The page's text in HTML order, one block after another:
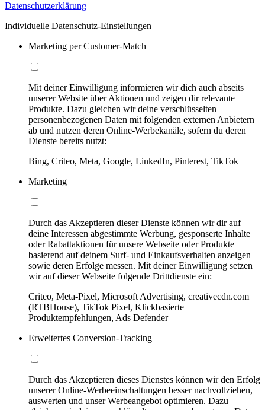
Datenschutzerklärung
Individuelle Datenschutz-Einstellungen
Marketing per Customer-Match
Mit deiner Einwilligung informieren wir dich auch abseits
unserer Website über Aktionen und zeigen dir relevante
Produkte. Dazu gleichen wir deine verschlüsselten
personenbezogenen Daten mit folgenden externen Anbietern
ab und nutzen deren Online-Werbekanäle, sofern du deren
Dienste bereits nutzt:
Bing, Criteo, Meta, Google, LinkedIn, Pinterest, TikTok
Marketing
Durch das Akzeptieren dieser Dienste können wir dir auf
deine Interessen abgestimmte Werbung, gesponserte Inhalte
oder Rabattaktionen für unsere Webseite oder Produkte
basierend auf deinem Surf- und Einkaufsverhalten anzeigen
sowie deren Erfolge messen. Mit deiner Einwilligung setzen
wir auf dieser Webseite folgende Drittdienste ein:
Criteo, Meta-Pixel, Microsoft Advertising, creativecdn.com
(RTBHouse), TikTok Pixel, Klickbasierte
Produktempfehlungen, Ads Defender
Erweitertes Conversion-Tracking
Durch das Akzeptieren dieses Dienstes können wir den Erfolg
unserer Online-Werbeeinschaltungen besser nachvollziehen,
auswerten und unser Werbeangebot optimieren. Dazu